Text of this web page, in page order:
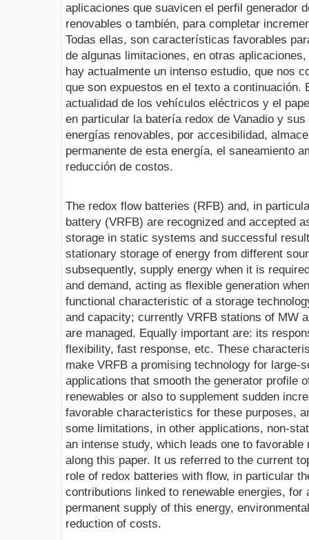
aplicaciones que suavicen el perfil generador
renovables o también, para completar
Todas ellas, son características favorables
de algunas limitaciones, en otras
hay actualmente un intenso estudio, que nos
que son expuestos en el texto a continuación.
actualidad de los vehículos eléctricos y el
en particular la batería redox de Vanadio y
energías renovables, por accesibilidad,
permanente de esta energía, el saneamiento
reducción de costos.
The redox flow batteries (RFB) and, in
battery (VRFB) are recognized and accepted
storage in static systems and successful
stationary storage of energy from different
subsequently, supply energy when it is
and demand, acting as flexible generation
functional characteristic of a storage
and capacity; currently VRFB stations of MW
are managed. Equally important are: its
flexibility, fast response, etc. These
make VRFB a promising technology for large-
applications that smooth the generator profile
renewables or also to supplement sudden
favorable characteristics for these purposes,
some limitations, in other applications, non-
an intense study, which leads one to
along this paper. It us referred to the current
role of redox batteries with flow, in particular
contributions linked to renewable energies, for
permanent supply of this energy,
reduction of costs.